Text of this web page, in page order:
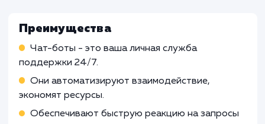
Работа Бизнес-аналитика
Анализ потребностей бизнеса
Формирование требований к чат-боту